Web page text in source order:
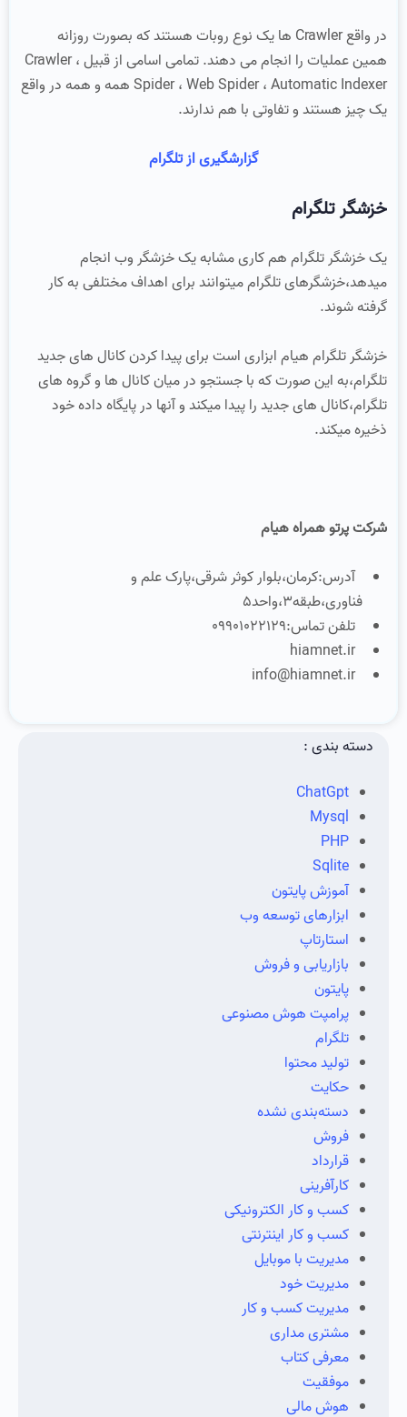
در واقع Crawler ها یک نوع روبات هستند که بصورت روزانه
همین عملیات را انجام می دهند. تمامی اسامی از قبیل Crawler ،
Spider ، Web Spider ، Automatic Indexer همه و همه در واقع
یک چیز هستند و تفاوتی با هم ندارند.
گزارشگیری از تلگرام
خزشگر تلگرام
یک خزشگر تلگرام هم کاری مشابه یک خزشگر وب انجام
میدهد،خزشگرهای تلگرام میتوانند برای اهداف مختلفی به کار
گرفته شوند.
خزشگر تلگرام هیام ابزاری است برای پیدا کردن کانال های جدید
تلگرام،به این صورت که با جستجو در میان کانال ها و گروه های
تلگرام،کانال های جدید را پیدا میکند و آنها در پایگاه داده خود
ذخیره میکند.
شرکت پرتو همراه هیام
آدرس:کرمان،بلوار کوثر شرقی،پارک علم و
فناوری،طبقه3،واحد5
تلفن تماس:09901022129
hiamnet.ir
info@hiamnet.ir
دسته بندی :
ChatGpt
Mysql
PHP
Sqlite
آموزش پایتون
ابزارهای توسعه وب
استارتاپ
بازاریابی و فروش
پایتون
پرامپت هوش مصنوعی
تلگرام
تولید محتوا
حکایت
دسته‌بندی نشده
فروش
قرارداد
کارآفرینی
کسب و کار الکترونیکی
کسب و کار اینترنتی
مدیریت با موبایل
مدیریت خود
مدیریت کسب و کار
مشتری مداری
معرفی کتاب
موفقیت
هوش مالی